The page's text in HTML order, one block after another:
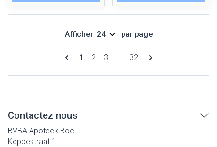
Pages
Vous lisez actuellement la page
1 Page
2 Page
3 ... Page
32
Afficher par page
Contactez nous
BVBA Apoteek Boel
Keppestraat 1